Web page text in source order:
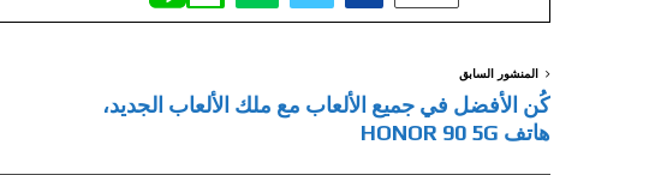
المنشور السابق
كُن الأفضل في جميع الألعاب مع ملك الألعاب الجديد،
هاتف HONOR 90 5G